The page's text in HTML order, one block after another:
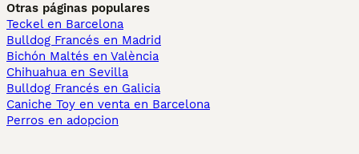
Otras páginas populares
Teckel en Barcelona
Bulldog Francés en Madrid
Bichón Maltés en València
Chihuahua en Sevilla
Bulldog Francés en Galicia
Caniche Toy en venta en Barcelona
Perros en adopcion